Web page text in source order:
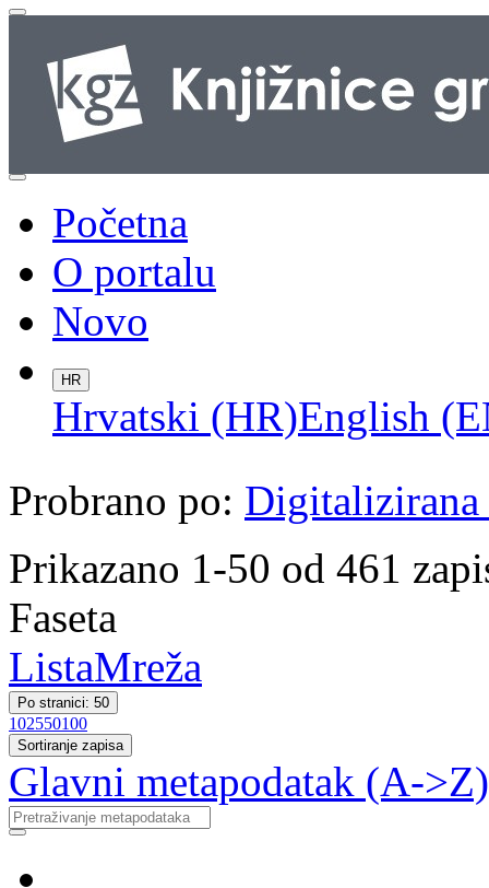
Početna
O portalu
Novo
HR
Hrvatski (HR)English
Probrano po: Digitalizirana
Prikazano 1-50 od 461
Faseta
ListaMreža
Po stranici: 50
102550100
Sortiranje zapisa
Glavni metapodatak (A->Z)